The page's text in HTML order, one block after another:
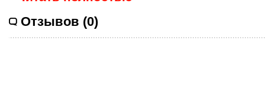
Отзывов (0)